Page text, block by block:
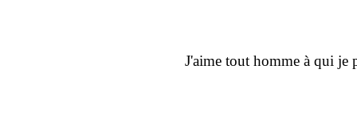
J'aime tout homme à qui je